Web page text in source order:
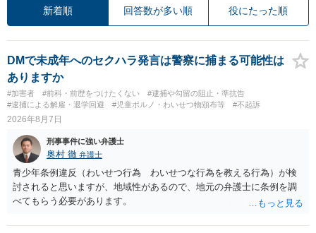
新着順 回答数が多い順 役にたった順
DMで未成年へのセクハラ発言は警察に捕まる可能性は
ありますか
#加害者 #前科・前歴をつけたくない
#逮捕や勾留の阻止・準抗告
#逮捕による解雇・退学回避
#児童ポルノ・わいせつ物頒布等 #不起訴
2026年8月7日
刑事事件に強い弁護士
奥村 徹 弁護士
青少年条例違反（わいせつ行為 わいせつな行為を教える行為）が検
討されると思いますが、地域性があるので、地元の弁護士に条例を調
べてもらう必要があります。